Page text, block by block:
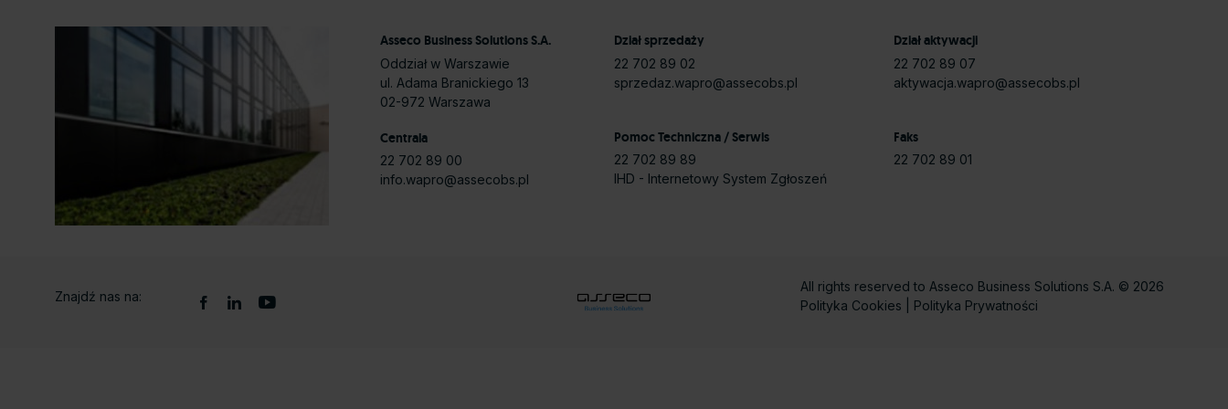
Asseco Business Solutions S.A.
Oddział w Warszawie
ul. Adama Branickiego 13
02-972 Warszawa
Centrala
22 702 89 00
info.wapro@assecobs.pl
Dział sprzedaży
22 702 89 02
sprzedaz.wapro@assecobs.pl
Pomoc Techniczna / Serwis
22 702 89 89
IHD - Internetowy System Zgłoszeń
Dział aktywacji
22 702 89 07
aktywacja.wapro@assecobs.pl
Faks
22 702 89 01
Znajdź nas na:
All rights reserved to Asseco Business Solutions S.A. © 2026
Polityka Cookies
Polityka Prywatności